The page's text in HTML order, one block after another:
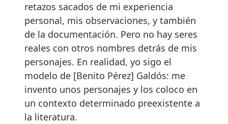
retazos sacados de mi experiencia
personal, mis observaciones, y también
de la documentación. Pero no hay seres
reales con otros nombres detrás de mis
personajes. En realidad, yo sigo el
modelo de [Benito Pérez] Galdós: me
invento unos personajes y los coloco en
un contexto determinado preexistente a
la literatura.